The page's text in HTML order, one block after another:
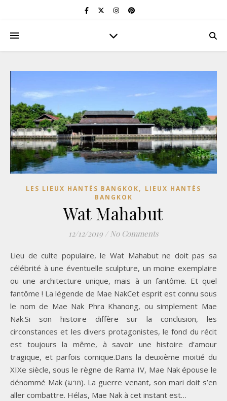
LES LIEUX HANTÉS BANGKOK, LIEUX HANTÉS
BANGKOK
Wat Mahabut
12/12/2019 / No Comments
Lieu de culte populaire, le Wat Mahabut ne doit pas sa
célébrité à une éventuelle sculpture, un moine exemplaire
ou une architecture unique, mais à un fantôme. Et quel
fantôme ! La légende de Mae NakCet esprit est connu sous
le nom de Mae Nak Phra Khanong, ou simplement Mae
Nak.Si son histoire diffère sur la conclusion, les
circonstances et les divers protagonistes, le fond du récit
est toujours la même, à savoir une histoire d’amour
tragique, et parfois comique.Dans la deuxième moitié du
XIXe siècle, sous le règne de Rama IV, Mae Nak épouse le
dénommé Mak (มาก). La guerre venant, son mari doit s’en
aller combattre. Hélas, Mae Nak à cet instant est…